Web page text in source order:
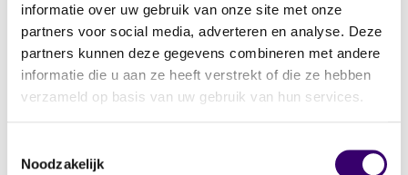
informatie over uw gebruik van onze site met onze
partners voor social media, adverteren en analyse. Deze
partners kunnen deze gegevens combineren met andere
informatie die u aan ze heeft verstrekt of die ze hebben
verzameld op basis van uw gebruik van hun services.
Noodzakelijk
Over de podcast serie
Je financiën op orde hebben voor nu en later.
Wie wil dat niet? In deze podcast serie ‘Over
spaargeld, echtscheiding, je hypotheek en je